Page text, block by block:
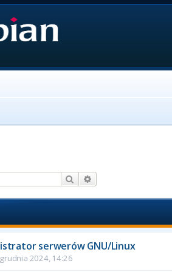
Szukaj
serwerów GNU/Linux
2024, 14:26